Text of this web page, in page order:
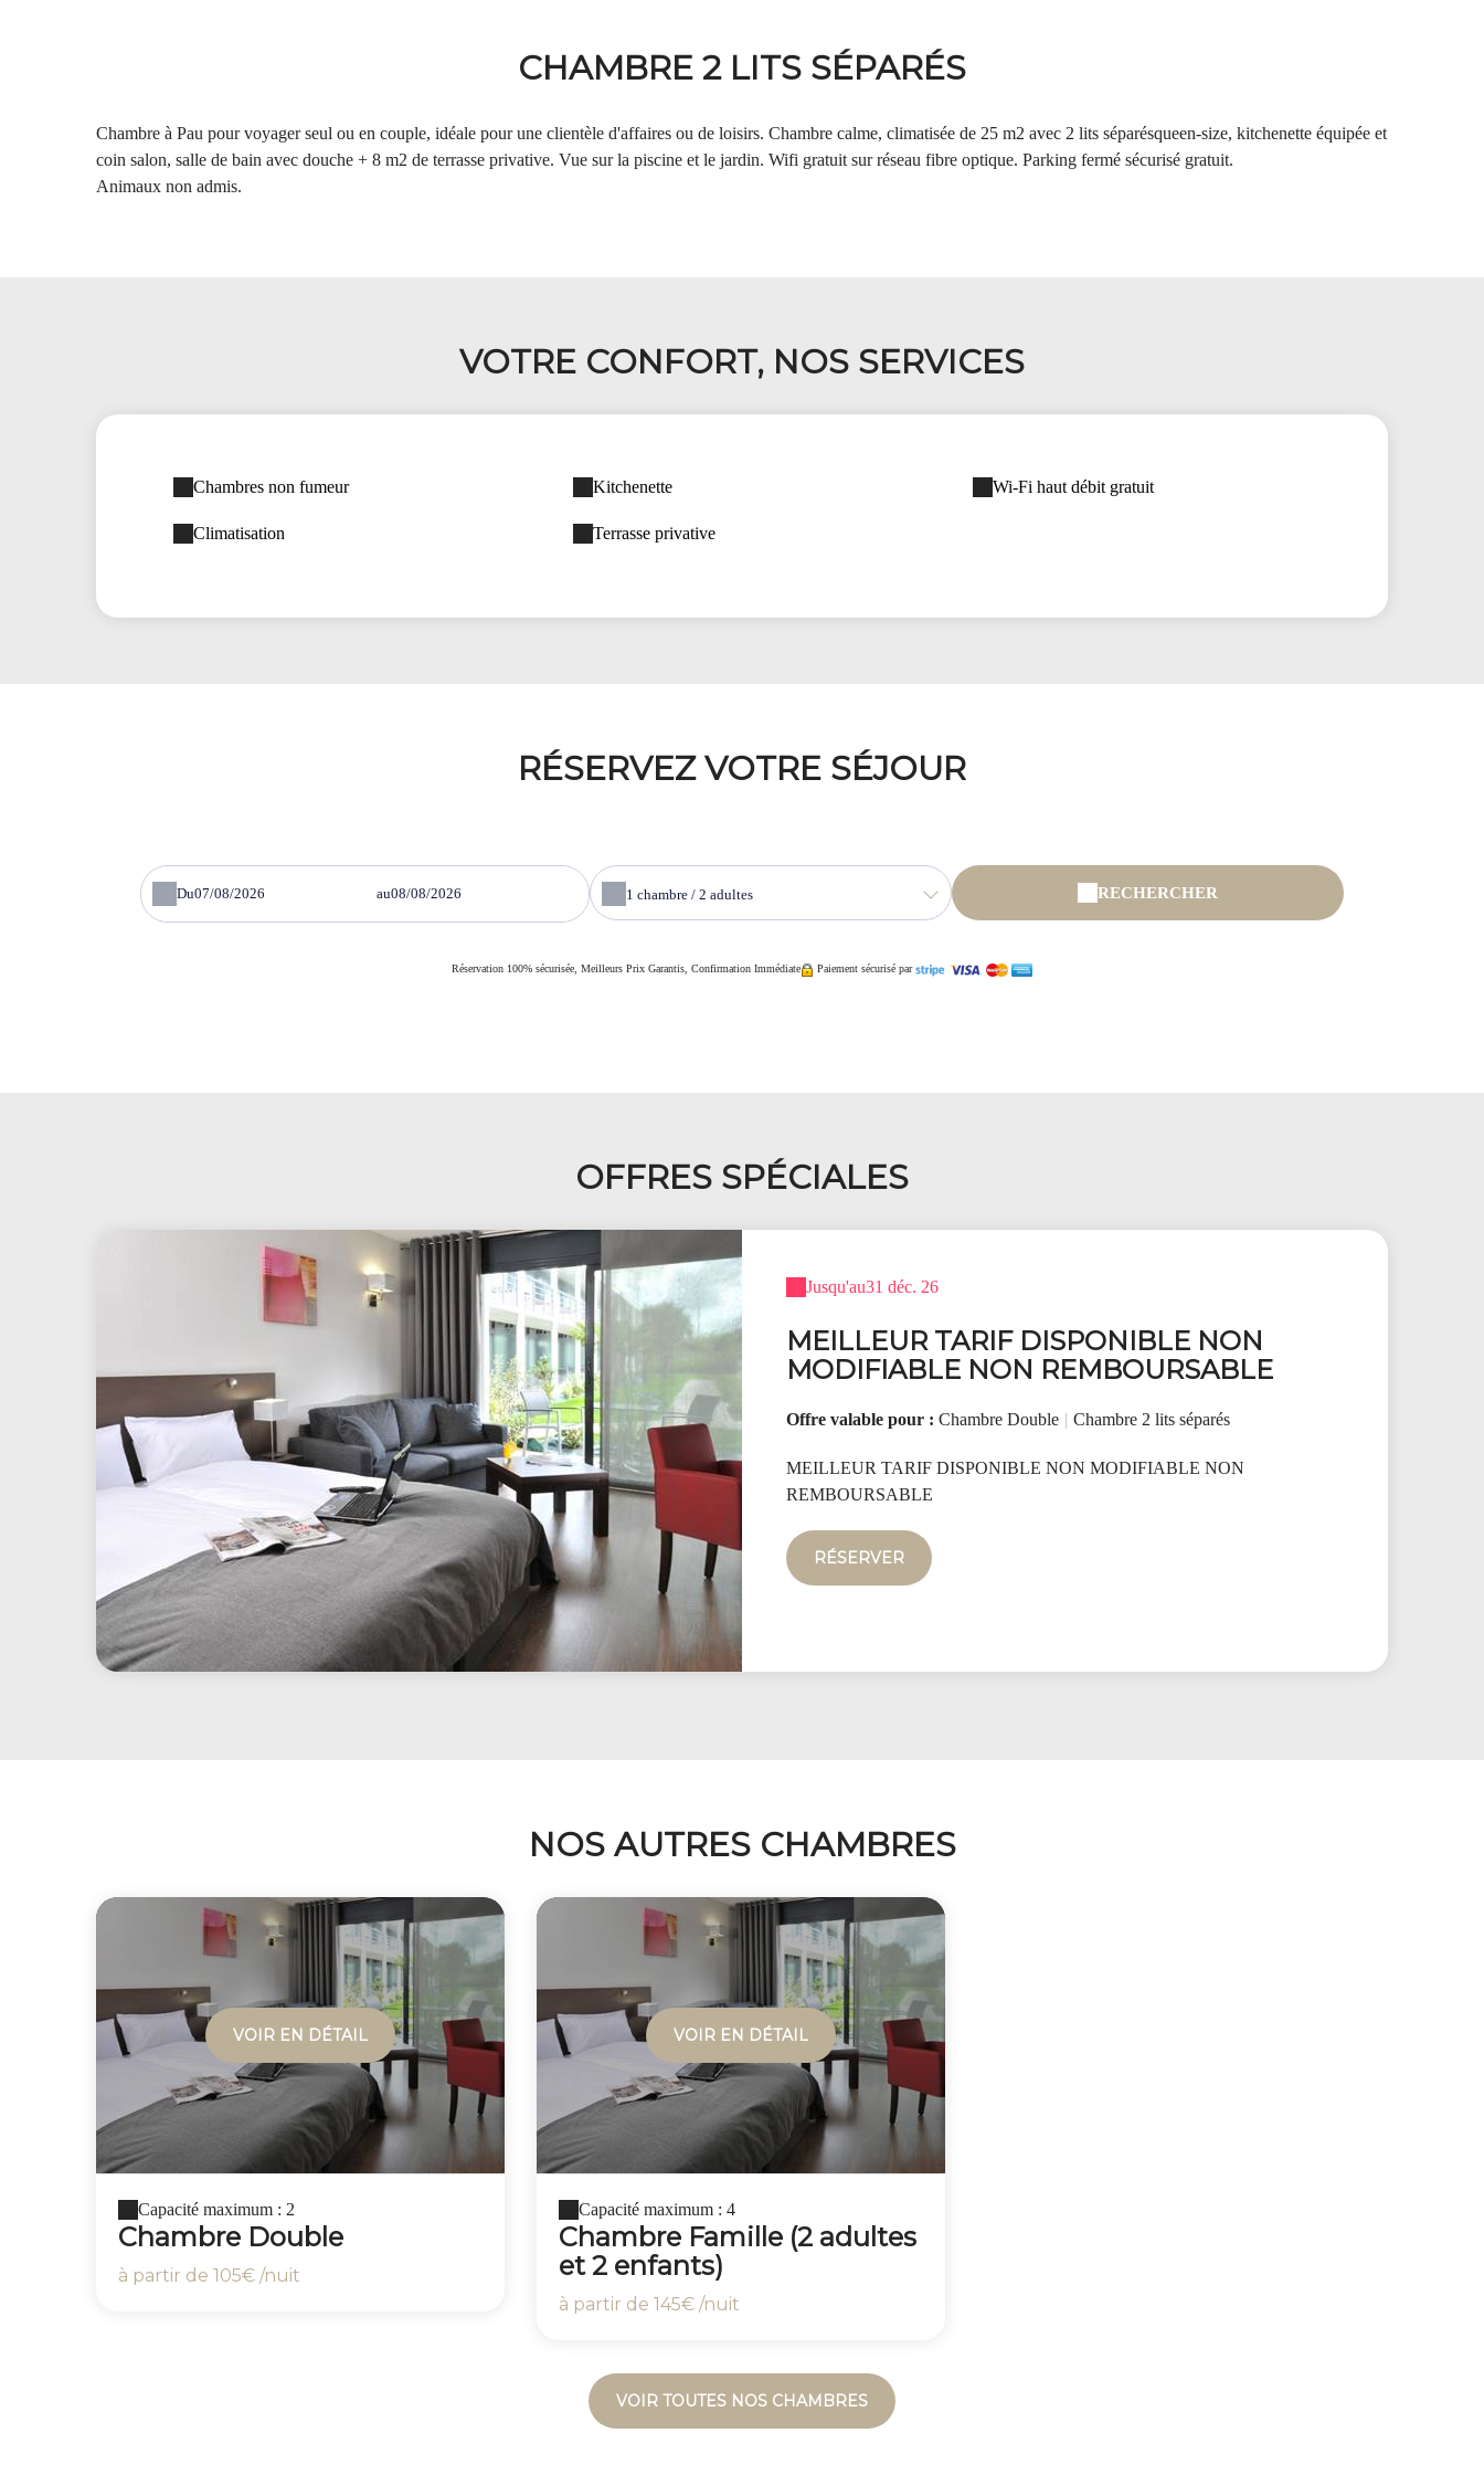
CHAMBRE 2 LITS SÉPARÉS
Chambre à Pau pour voyager seul ou en couple, idéale pour une clientèle d'affaires ou de loisirs. Chambre calme, climatisée de 25 m2 avec 2 lits séparésqueen-size, kitchenette équipée et
coin salon, salle de bain avec douche + 8 m2 de terrasse privative. Vue sur la piscine et le jardin. Wifi gratuit sur réseau fibre optique. Parking fermé sécurisé gratuit.
Animaux non admis.
VOTRE CONFORT, NOS SERVICES
Chambres non fumeur
Climatisation
Kitchenette
Terrasse privative
Wi-Fi haut débit gratuit
RÉSERVEZ VOTRE SÉJOUR
Du au 1 chambre / 2 adultes RECHERCHER
Réservation 100% sécurisée, Meilleurs Prix Garantis, Confirmation Immédiate Paiement sécurisé par
OFFRES SPÉCIALES
Jusqu'au31 déc. 26
MEILLEUR TARIF DISPONIBLE NON
MODIFIABLE NON REMBOURSABLE
Offre valable pour : Chambre Double | Chambre 2 lits séparés
MEILLEUR TARIF DISPONIBLE NON MODIFIABLE NON
REMBOURSABLE
RÉSERVER
NOS AUTRES CHAMBRES
VOIR EN DÉTAIL
Capacité maximum : 2
Chambre Double
à partir de 105€ /nuit
VOIR EN DÉTAIL
Capacité maximum : 4
Chambre Famille (2 adultes
et 2 enfants)
à partir de 145€ /nuit
VOIR TOUTES NOS CHAMBRES